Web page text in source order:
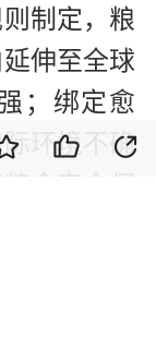
制定，粮
伸至全球
；绑定愈
环境不确
食安全保